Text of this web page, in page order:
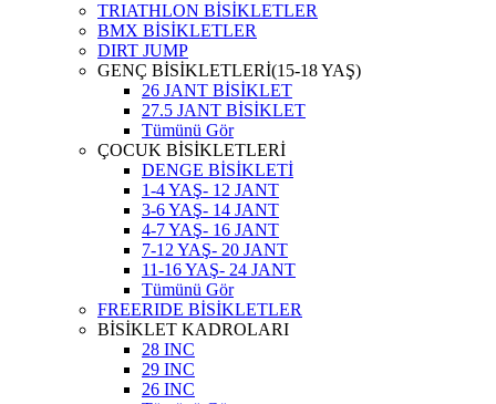
TRIATHLON BİSİKLETLER
BMX BİSİKLETLER
DIRT JUMP
GENÇ BİSİKLETLERİ(15-18 YAŞ)
26 JANT BİSİKLET
27.5 JANT BİSİKLET
Tümünü Gör
ÇOCUK BİSİKLETLERİ
DENGE BİSİKLETİ
1-4 YAŞ- 12 JANT
3-6 YAŞ- 14 JANT
4-7 YAŞ- 16 JANT
7-12 YAŞ- 20 JANT
11-16 YAŞ- 24 JANT
Tümünü Gör
FREERIDE BİSİKLETLER
BİSİKLET KADROLARI
28 INC
29 INC
26 INC